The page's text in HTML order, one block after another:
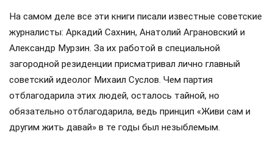
На самом деле все эти книги писали известные советские
журналисты: Аркадий Сахнин, Анатолий Аграновский и
Александр Мурзин. За их работой в специальной
загородной резиденции присматривал лично главный
советский идеолог Михаил Суслов. Чем партия
отблагодарила этих людей, осталось тайной, но
обязательно отблагодарила, ведь принцип «Живи сам и
другим жить давай» в те годы был незыблемым.